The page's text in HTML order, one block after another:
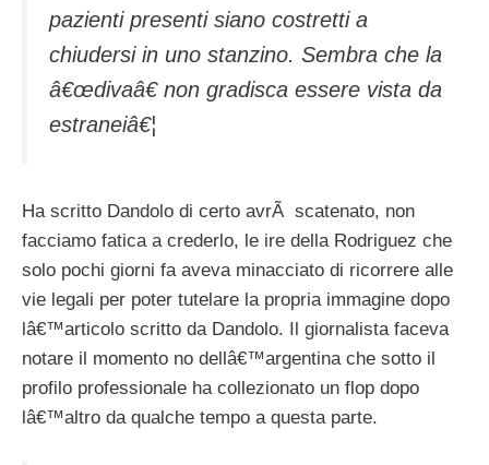
pazienti presenti siano costretti a
chiudersi in uno stanzino. Sembra che la
â€œdivaâ€ non gradisca essere vista da
estraneiâ€¦
Ha scritto Dandolo di certo avrÃ scatenato, non
facciamo fatica a crederlo, le ire della Rodriguez che
solo pochi giorni fa aveva minacciato di ricorrere alle
vie legali per poter tutelare la propria immagine dopo
lâ€™articolo scritto da Dandolo. Il giornalista faceva
notare il momento no dellâ€™argentina che sotto il
profilo professionale ha collezionato un flop dopo
lâ€™altro da qualche tempo a questa parte.